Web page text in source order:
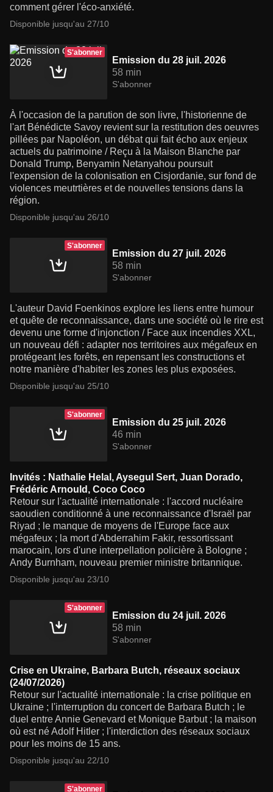
comment gérer l'éco-anxiété.
Disponible jusqu'au 27/10
S'abonner
Emission du 28 juil. 2026
58 min
S'abonner
À l'occasion de la parution de son livre, l'historienne de
l'art Bénédicte Savoy revient sur la restitution des oeuvres
pillées par Napoléon, un débat qui fait écho aux enjeux
actuels du patrimoine / Reçu à la Maison Blanche par
Donald Trump, Benyamin Netanyahou poursuit
l'expension de la colonisation en Cisjordanie, sur fond de
violences meutrtières et de nouvelles tensions dans la
région.
Disponible jusqu'au 26/10
S'abonner
Emission du 27 juil. 2026
58 min
S'abonner
L'auteur David Foenkinos explore les liens entre humour
et quête de reconnaissance, dans une société où le rire est
devenu une forme d'injonction / Face aux incendies XXL,
un nouveau défi : adapter nos territoires aux mégafeux en
protégeant les forêts, en repensant les constructions et
notre manière d'habiter les zones les plus exposées.
Disponible jusqu'au 25/10
S'abonner
Emission du 25 juil. 2026
46 min
S'abonner
Invités : Nathalie Helal, Aysegul Sert, Juan Dorado,
Frédéric Arnould, Coco Coco
Retour sur l'actualité internationale : l'accord nucléaire
saoudien conditionné à une reconnaissance d'Israël par
Riyad ; le manque de moyens de l'Europe face aux
mégafeux ; la mort d'Abderrahim Fakir, ressortissant
marocain, lors d'une interpellation policière à Bologne ;
Andy Burnham, nouveau premier ministre britannique.
Disponible jusqu'au 23/10
S'abonner
Emission du 24 juil. 2026
58 min
S'abonner
Crise en Ukraine, Barbara Butch, réseaux sociaux
(24/07/2026)
Retour sur l'actualité internationale : la crise politique en
Ukraine ; l'interruption du concert de Barbara Butch ; le
duel entre Annie Genevard et Monique Barbut ; la maison
où est né Adolf Hitler ; l'interdiction des réseaux sociaux
pour les moins de 15 ans.
Disponible jusqu'au 22/10
S'abonner